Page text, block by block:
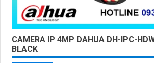
CAMERA IP 4MP DAHUA DH-IPC-
BLACK